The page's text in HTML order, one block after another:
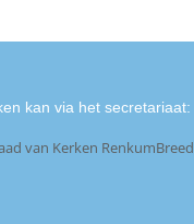
kan via het secretariaat:
van Kerken RenkumBreed